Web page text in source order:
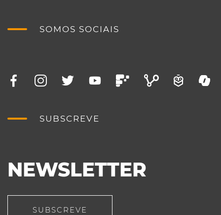
SOMOS SOCIAIS
SUBSCREVE
NEWSLETTER
SUBSCREVE